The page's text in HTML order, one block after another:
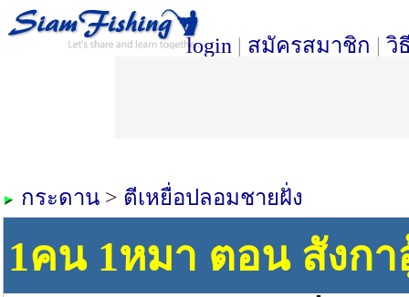
login | สมัครสมาชิก | วิ
กระดาน > ตีเหยื่อปลอมชายฝั่ง
1คน 1หมา ตอน สังก